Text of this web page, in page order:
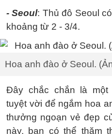
- Seoul: Thủ đô Seoul
khoảng từ 2 - 3/4.
Hoa anh đào ở Seoul.
Đây chắc chắn là một
tuyệt vời để ngắm hoa
thưởng ngoạn vẻ đẹp
này, bạn có thể thăm